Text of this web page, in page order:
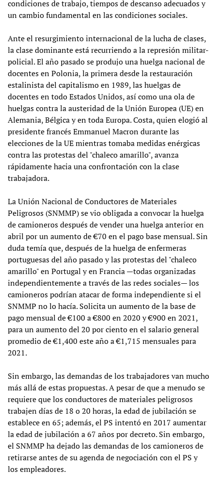
condiciones de trabajo, tiempos de descanso adecuados y
un cambio fundamental en las condiciones sociales.
Ante el resurgimiento internacional de la lucha de clases,
la clase dominante está recurriendo a la represión militar-
policial. El año pasado se produjo una huelga nacional de
docentes en Polonia, la primera desde la restauración
estalinista del capitalismo en 1989, las huelgas de
docentes en todo Estados Unidos, así como una ola de
huelgas contra la austeridad de la Unión Europea (UE) en
Alemania, Bélgica y en toda Europa. Costa, quien elogió al
presidente francés Emmanuel Macron durante las
elecciones de la UE mientras tomaba medidas enérgicas
contra las protestas del "chaleco amarillo", avanza
rápidamente hacia una confrontación con la clase
trabajadora.
La Unión Nacional de Conductores de Materiales
Peligrosos (SNMMP) se vio obligada a convocar la huelga
de camioneros después de vender una huelga anterior en
abril por un aumento de €70 en el pago base mensual. Sin
duda temía que, después de la huelga de enfermeras
portuguesas del año pasado y las protestas del "chaleco
amarillo" en Portugal y en Francia —todas organizadas
independientemente a través de las redes sociales— los
camioneros podrían atacar de forma independiente si el
SNMMP no lo hacía. Solicita un aumento de la base de
pago mensual de €100 a €800 en 2020 y €900 en 2021,
para un aumento del 20 por ciento en el salario general
promedio de €1,400 este año a €1,715 mensuales para
2021.
Sin embargo, las demandas de los trabajadores van mucho
más allá de estas propuestas. A pesar de que a menudo se
requiere que los conductores de materiales peligrosos
trabajen días de 18 o 20 horas, la edad de jubilación se
establece en 65; además, el PS intentó en 2017 aumentar
la edad de jubilación a 67 años por decreto. Sin embargo,
el SNMMP ha dejado las demandas de los camioneros de
retirarse antes de su agenda de negociación con el PS y
los empleadores.